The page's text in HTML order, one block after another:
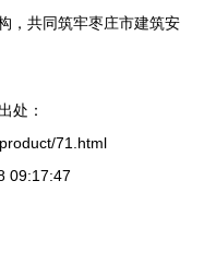
，共同筑牢枣庄市建筑安
处：
71.html
09:17:47